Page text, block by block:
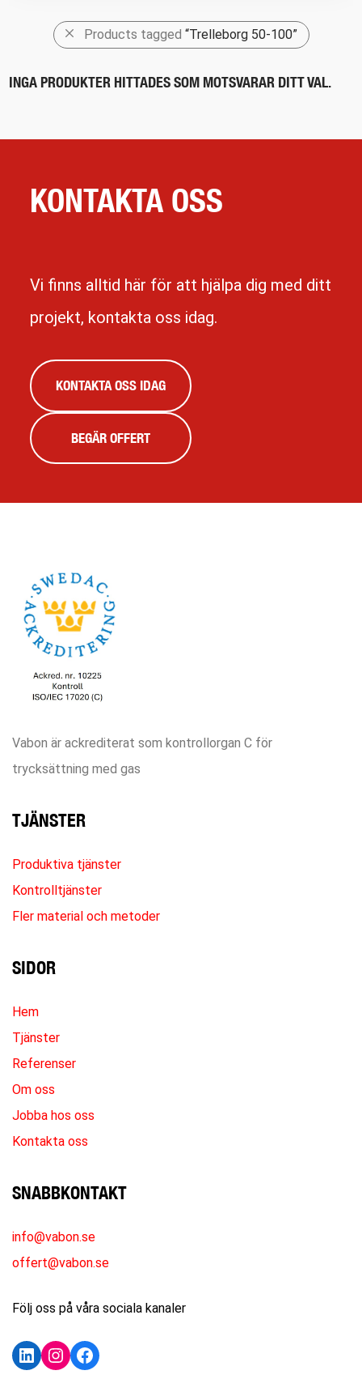
Products tagged “Trelleborg 50-100”
INGA PRODUKTER HITTADES SOM MOTSVARAR DITT VAL.
KONTAKTA OSS
Vi finns alltid här för att hjälpa dig med ditt
projekt, kontakta oss idag.
KONTAKTA OSS IDAG
BEGÄR OFFERT
Vabon är ackrediterat som kontrollorgan C för
trycksättning med gas
TJÄNSTER
Produktiva tjänster
Kontrolltjänster
Fler material och metoder
SIDOR
Hem
Tjänster
Referenser
Om oss
Jobba hos oss
Kontakta oss
SNABBKONTAKT
info@vabon.se
offert@vabon.se
Följ oss på våra sociala kanaler
LinkedIn
Instagram
Facebook